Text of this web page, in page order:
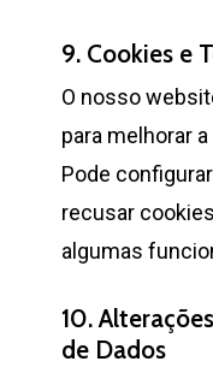
9. Cookies e
O nosso
para melhorar
Pode
recusar
algumas
10.
de Dados